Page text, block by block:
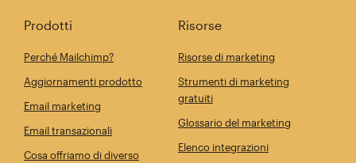
Prodotti
Perché Mailchimp?
Aggiornamenti prodotto
Email marketing
Email transazionali
Cosa offriamo di diverso
Risorse
Risorse di marketing
Strumenti di marketing
gratuiti
Glossario del marketing
Elenco integrazioni